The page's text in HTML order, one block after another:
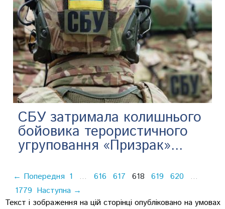
СБУ затримала колишнього
бойовика терористичного
угруповання «Призрак»...
← Попередня 1 … 616 617 618 619 620 …
1779 Наступна →
Текст і зображення на цій сторінці опубліковано на умовах